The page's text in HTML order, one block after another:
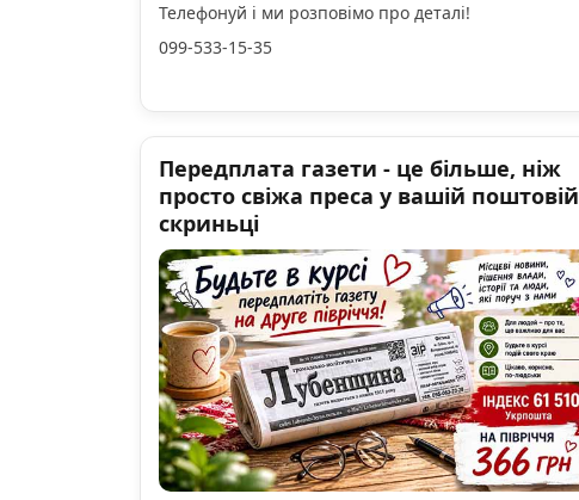
Телефонуй і ми розповімо про деталі!
099-533-15-35
Передплата газети - це більше, ніж
просто свіжа преса у вашій поштовій
скриньці